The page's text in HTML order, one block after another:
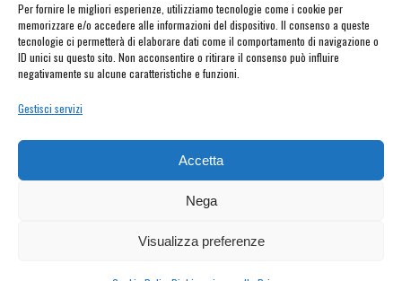
Per fornire le migliori esperienze, utilizziamo tecnologie come i cookie per
memorizzare e/o accedere alle informazioni del dispositivo. Il consenso a queste
tecnologie ci permetterà di elaborare dati come il comportamento di navigazione o
ID unici su questo sito. Non acconsentire o ritirare il consenso può influire
negativamente su alcune caratteristiche e funzioni.
Gestisci servizi
Accetta
Nega
Visualizza preferenze
Copyright © 2026 TDR E-mobility pro srl Unipersonale | Viale Vittorio Veneto
PRIVACY POLICY